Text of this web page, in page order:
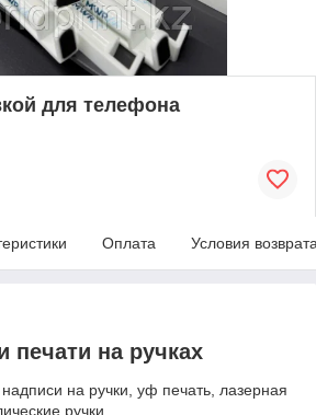
для телефона
Оплата Условия
печати на ручках
на ручки, уф печать, лазерная
ручки